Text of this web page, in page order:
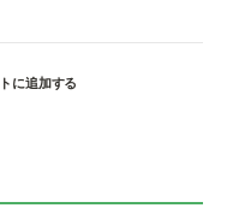
に追加する